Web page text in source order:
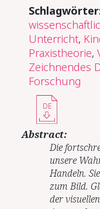
Unterricht,
Praxistheorie,
Zeichnendes
Forschung
DE
Abstract:
Die
unsere
Handeln.
zum Bild.
der